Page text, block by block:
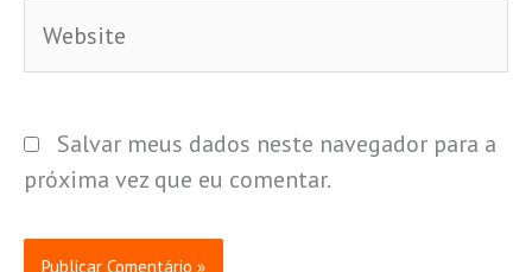
Salvar meus dados neste navegador para a
próxima vez que eu comentar.